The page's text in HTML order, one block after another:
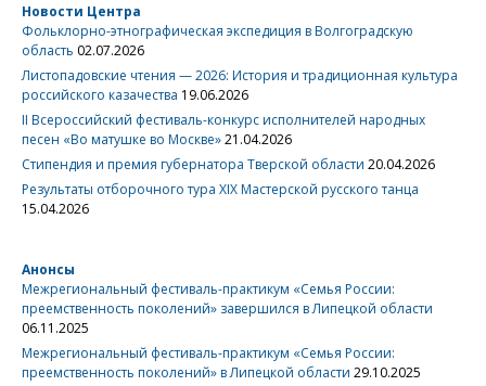
Новости Центра
Фольклорно-этнографическая экспедиция в Волгоградскую
область 02.07.2026
Листопадовские чтения — 2026: История и традиционная культура
российского казачества 19.06.2026
II Всероссийский фестиваль-конкурс исполнителей народных
песен «Во матушке во Москве»21.04.2026
Стипендия и премия губернатора Тверской области 20.04.2026
Результаты отборочного тура XIX Мастерской русского танца
15.04.2026
Анонсы
Межрегиональный фестиваль-практикум «Семья России:
преемственность поколений» завершился в Липецкой области
06.11.2025
Межрегиональный фестиваль-практикум «Семья России:
преемственность поколений» в Липецкой области 29.10.2025